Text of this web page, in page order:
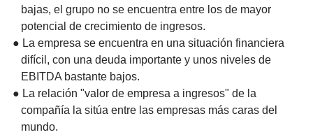
bajas, el grupo no se encuentra entre los de mayor
potencial de crecimiento de ingresos.
● La empresa se encuentra en una situación financiera
difícil, con una deuda importante y unos niveles de
EBITDA bastante bajos.
● La relación "valor de empresa a ingresos" de la
compañía la sitúa entre las empresas más caras del
mundo.